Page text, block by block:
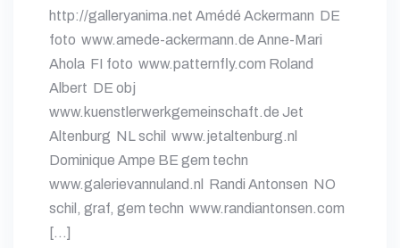
http://galleryanima.net Amédé Ackermann DE
foto www.amede-ackermann.de Anne-Mari
Ahola FI foto www.patternfly.com Roland
Albert DE obj
www.kuenstlerwerkgemeinschaft.de Jet
Altenburg NL schil www.jetaltenburg.nl
Dominique Ampe BE gem techn
www.galerievannuland.nl Randi Antonsen NO
schil, graf, gem techn www.randiantonsen.com
[…]